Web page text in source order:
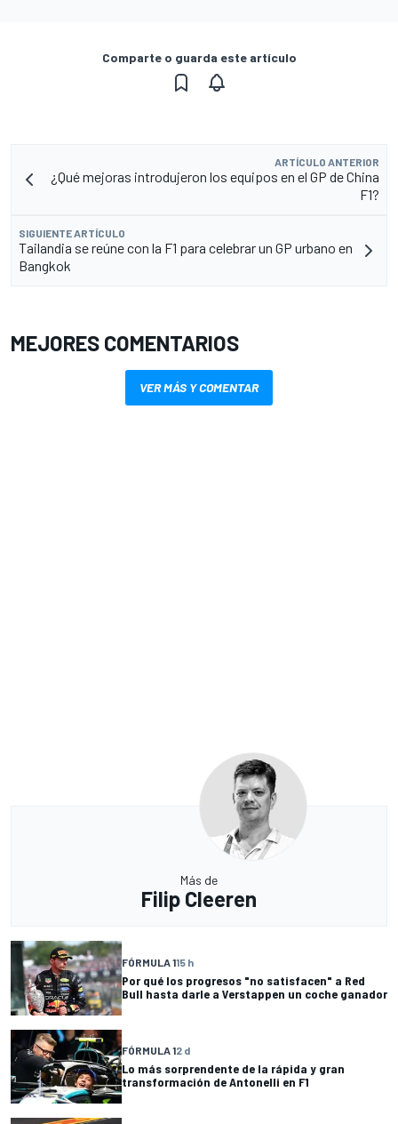
Comparte o guarda este artículo
ARTÍCULO ANTERIOR
¿Qué mejoras introdujeron los equipos en el GP de China
F1?
SIGUIENTE ARTÍCULO
Tailandia se reúne con la F1 para celebrar un GP urbano en
Bangkok
MEJORES COMENTARIOS
VER MÁS Y COMENTAR
Más de
Filip Cleeren
FÓRMULA 115 h
Por qué los progresos "no satisfacen" a Red
Bull hasta darle a Verstappen un coche ganador
FÓRMULA 12 d
Lo más sorprendente de la rápida y gran
transformación de Antonelli en F1